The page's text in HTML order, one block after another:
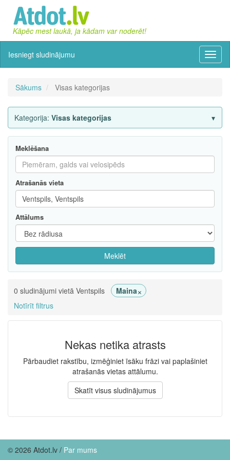
Kāpēc mest laukā, ja kādam var noderēt!
Iesniegt sludinājumu
Sākums Visas kategorijas
Kategorija: Visas kategorijas
Meklēšana
Atrašanās vieta
Attālums
Meklēt
0 sludinājumi vietā Ventspils Maina×
Notīrīt filtrus
Nekas netika atrasts
Pārbaudiet rakstību, izmēģiniet īsāku frāzi vai paplašiniet
atrašanās vietas attālumu.
Skatīt visus sludinājumus
© 2026 Atdot.lv / Par mums